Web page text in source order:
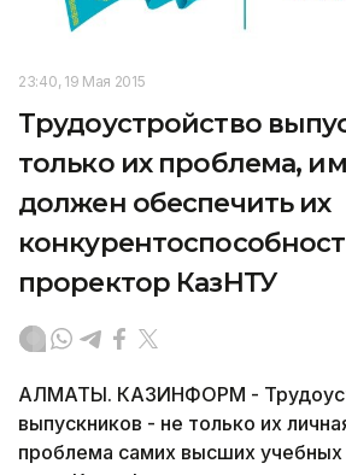
23:40, 19 Мая 2015
Трудоустройство
только их проблема,
должен обеспечить их
проректор КазНТУ
АЛМАТЫ. КАЗИНФОРМ -
выпускников - не только их
проблема самих высших